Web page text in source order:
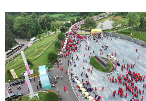
食品 人居 信息化
学术中国 乡村振兴 银龄
城市 旅游 能源
彩票 娱乐 时尚